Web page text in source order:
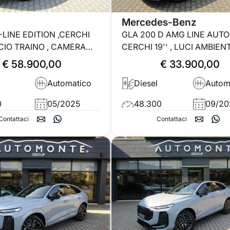
EDITION ,CERCHI
TRAINO , CAMERA
LUCI
SEDILI ELETTRICI CON
€ 58.900,00
Automatico
05/2025
Mercedes-Benz
GLA 200 D AMG LINE
CERCHI 19'' , LUCI
PACK NIGHT€ 33.900,00
Diesel
48.300 09/
Contattaci